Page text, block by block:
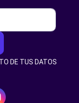
DE TUS DATOS